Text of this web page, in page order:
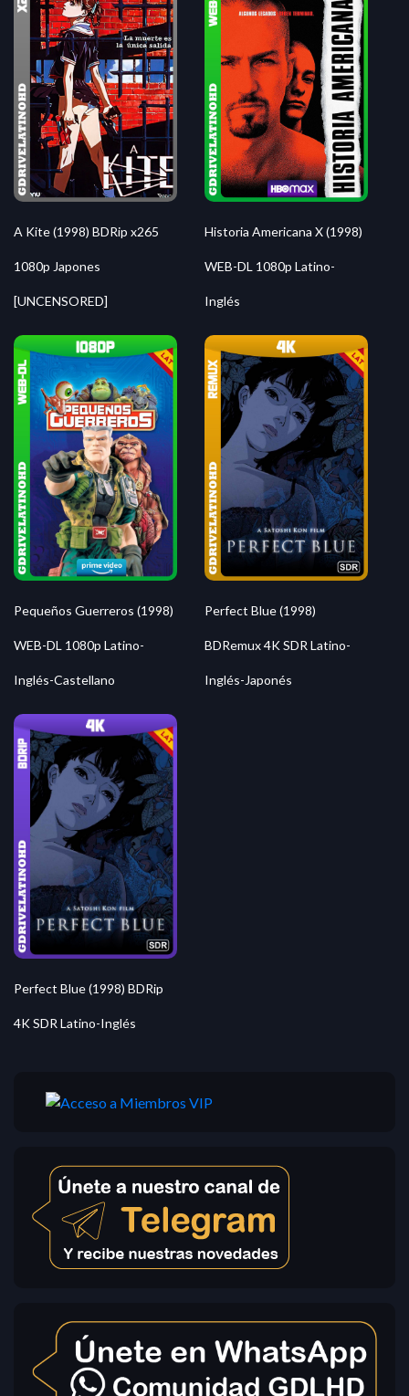
A Kite (1998) BDRip x265
1080p Japones
[UNCENSORED]
Historia Americana X (1998)
WEB-DL 1080p Latino-
Inglés
Pequeños Guerreros (1998)
WEB-DL 1080p Latino-
Inglés-Castellano
Perfect Blue (1998)
BDRemux 4K SDR Latino-
Inglés-Japonés
Perfect Blue (1998) BDRip
4K SDR Latino-Inglés